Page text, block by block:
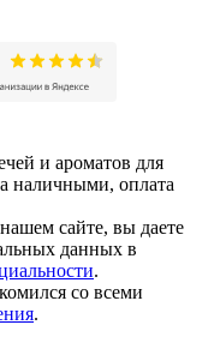
и ароматов для
наличными, оплата
сайте, вы даете
данных в
.
со всеми
.